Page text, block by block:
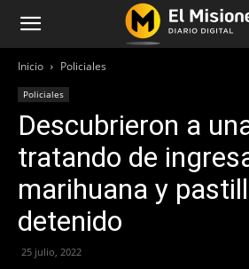
Inicio Policiales
Policiales
Descubrieron a
tratando de
marihuana y
detenido
25 julio, 2022